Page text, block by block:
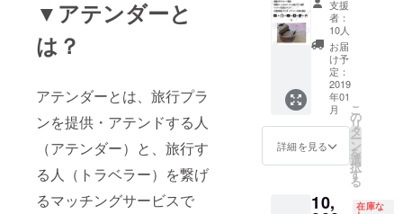
▼アテンダーと
は？
アテンダーとは、旅行プラ
ンを提供・アテンドする人
（アテンダー）と、旅行す
る人（トラベラー）を繋げ
るマッチングサービスで
支援を
お願い
します
【期待
効果】
・メ
ディア
は現時
点でな
が、初
期投資
スが拡
国に広
げたい
方 【注
意事
項】 ・
フリー
ペー
パーは
都内の
協力コ
ス、こ
社様プ
ラン/ツ
アーを
コンサ
ルティ
ング(提
案)し、
制作も
代行
【こん
「アテ
め、勘
違いさ
れそう
なら激
しく否
定する
ような
コメン
トを入
れるか
性なら
伝 ・御
社プラ
ン/ツ
アーを
インタ
ビュー
しにい
きます
①フ
リー
頭紹介
ダー支
援者様
限定グ
ルー
プ」FB
グルー
プ招待
・開発
チーム
のオリ
・リ
コース
・サン
クス
メール
・グッ
ズ（ロ
ゴス
テッ
カー、
超クリ
アファ
イル）
画のエ
支援
者：
10人
お届
け予
定：
2019
年01
月
詳細を見る
こ
の
リ
タ
ー
ン
を
選
択
す
る
10, 在庫な